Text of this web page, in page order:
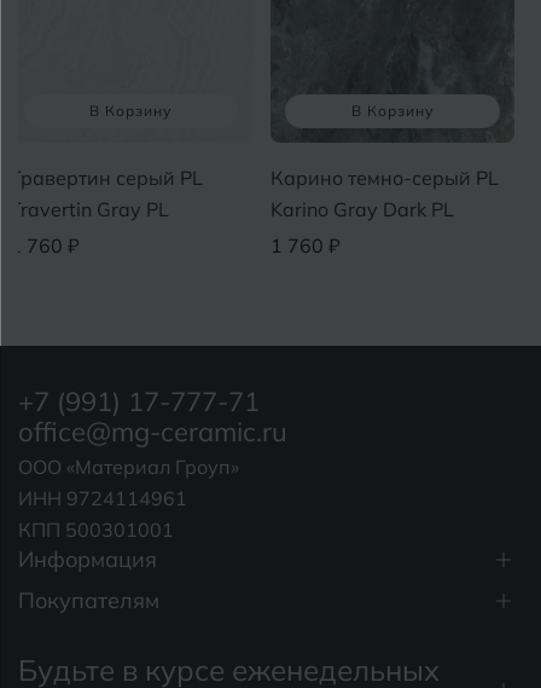
В Корзину
Травертин серый PL
Travertin Gray PL
1 760 ₽
В Корзину
Карино темно-серый PL
Karino Gray Dark PL
1 760 ₽
Информация
Покупателям
+7 (991) 17-777-71
office@mg-ceramic.ru
ООО «Материал Гроуп»
ИНН 9724114961
КПП 500301001
Будьте в курсе еженедельных